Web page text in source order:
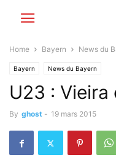
Home Bayern News du
Bayern News du Bayern
U23 :
By ghost - 19 mars 2015